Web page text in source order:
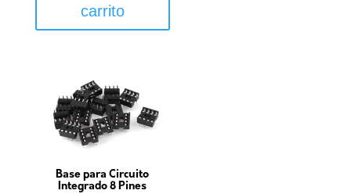
carrito
Base para Circuito
Integrado 8 Pines